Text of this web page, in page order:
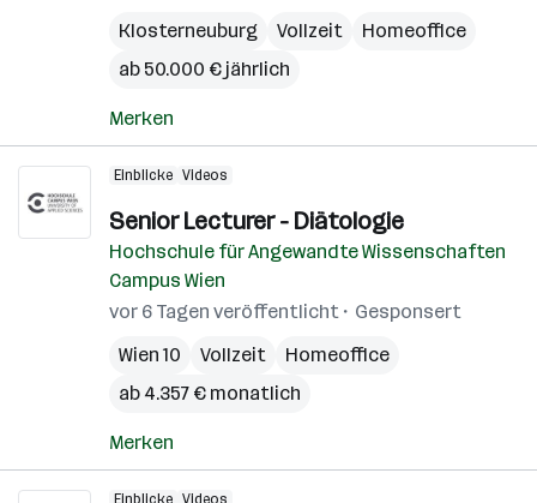
Klosterneuburg
Vollzeit
Homeoffice
ab 50.000 € jährlich
Merken
Einblicke Videos
Senior Lecturer - Diätologie
Hochschule für Angewandte Wissenschaften
Campus Wien
vor 6 Tagen veröffentlicht
Gesponsert
Wien 10
Vollzeit
Homeoffice
ab 4.357 € monatlich
Merken
Einblicke Videos